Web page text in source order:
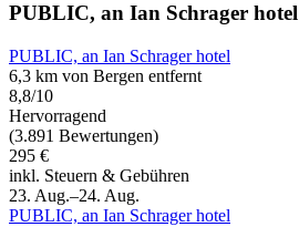
PUBLIC, an Ian Schrager hotel
PUBLIC, an Ian Schrager hotel
6,3 km von Bergen entfernt
8,8/10
Hervorragend
(3.891 Bewertungen)
295 €
inkl. Steuern & Gebühren
23. Aug.–24. Aug.
PUBLIC, an Ian Schrager hotel